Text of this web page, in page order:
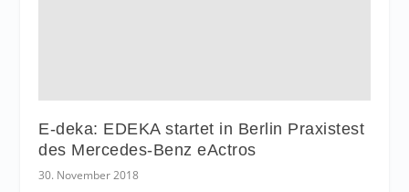
E-deka: EDEKA startet in Berlin Praxistest
des Mercedes-Benz eActros
30. November 2018